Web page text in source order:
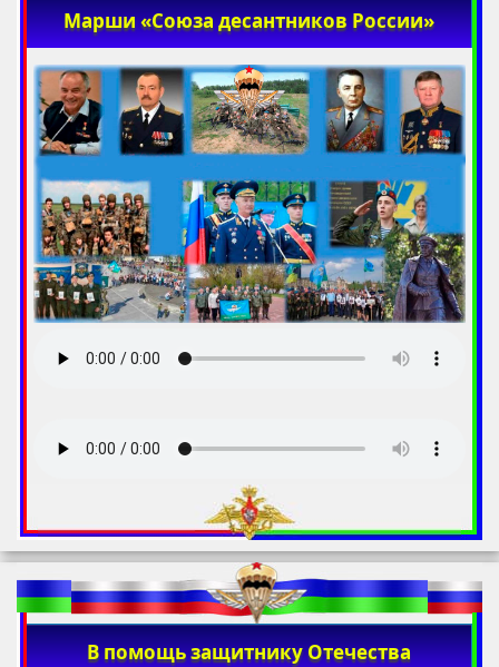
Марши «Союза десантников России»
В помощь защитнику Отечества